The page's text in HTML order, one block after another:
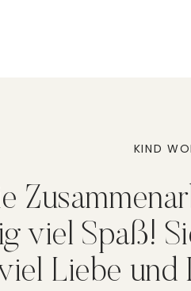
KIND
viel Spaß!
Liebe und